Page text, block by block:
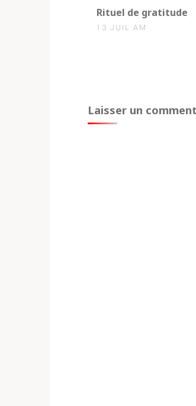
0
Rituel de gratitude
13 JUIL AM
Laisser un